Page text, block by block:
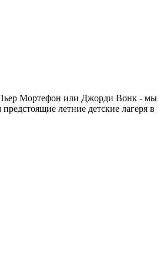
Пьер Мортефон или Джорди Вонк - мы
летние детские лагеря в